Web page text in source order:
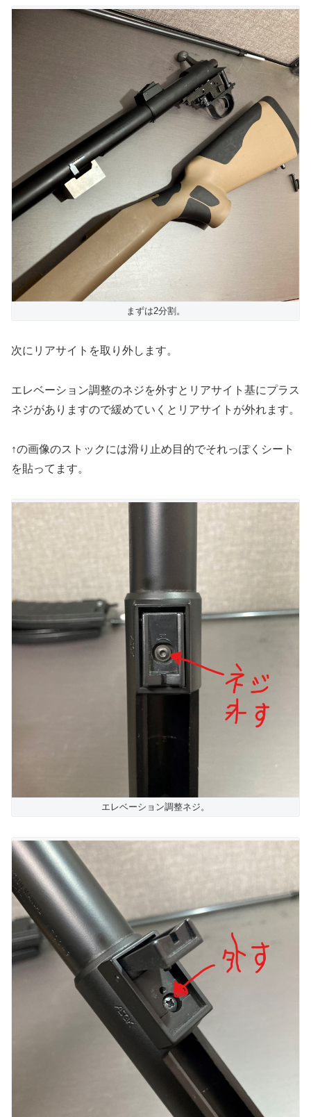
まずは2分割。
次にリアサイトを取り外します。
エレベーション調整のネジを外すとリアサイト基にプラス
ネジがありますので緩めていくとリアサイトが外れます。
↑の画像のストックには滑り止め目的でそれっぽくシート
を貼ってます。
エレベーション調整ネジ。